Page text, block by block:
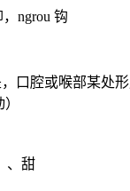
，ngrou 钩
，口腔或喉部某处
、甜